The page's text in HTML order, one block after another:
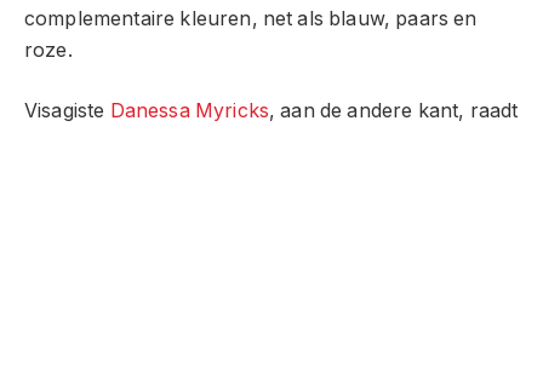
complementaire kleuren, net als blauw, paars en
roze.
Visagiste Danessa Myricks, aan de andere kant, raadt